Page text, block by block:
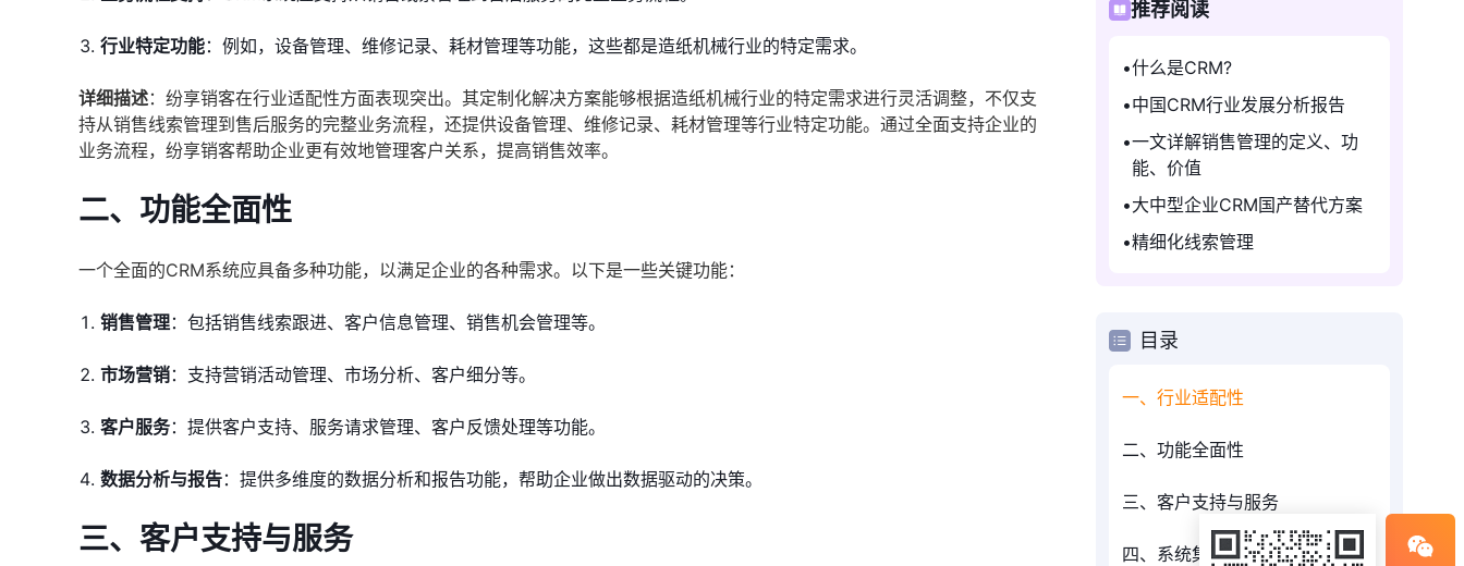
行业特定功能：例如，设备管理、维修记录、耗材管理等功能，这些都是造纸机械行业的特定需求。
详细描述：纷享销客在行业适配性方面表现突出。其定制化解决方案能够根据造纸机械行业的特定需求进行灵活调整，不仅支
持从销售线索管理到售后服务的完整业务流程，还提供设备管理、维修记录、耗材管理等行业特定功能。通过全面支持企业的
业务流程，纷享销客帮助企业更有效地管理客户关系，提高销售效率。
二、 功能全面性
一个全面的CRM系统应具备多种功能，以满足企业的各种需求。以下是一些关键功能：
销售管理：包括销售线索跟进、客户信息管理、销售机会管理等。
市场营销：支持营销活动管理、市场分析、客户细分等。
客户服务：提供客户支持、服务请求管理、客户反馈处理等功能。
数据分析与报告：提供多维度的数据分析和报告功能，帮助企业做出数据驱动的决策。
三、 客户支持与服务
推荐阅读
什么是CRM?
中国CRM行业发展分析报告
一文详解销售管理的定义、功
能、价值
大中型企业CRM国产替代方案
精细化线索管理
目录
一、行业适配性
二、功能全面性
三、客户支持与服务
四、系统集成能力